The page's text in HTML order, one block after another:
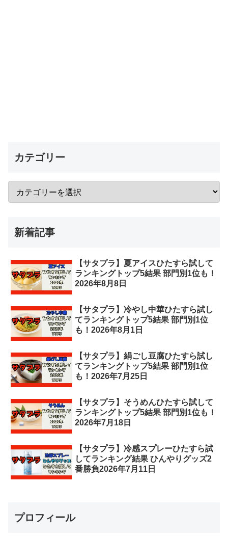
カテゴリー
新着記事
【サタプラ】夏アイスひたすら試して
ランキングトップ5結果 部門別1位も！
2026年8月8日
【サタプラ】冷やし中華ひたすら試し
てランキングトップ5結果 部門別1位
も！2026年8月1日
【サタプラ】絹ごし豆腐ひたすら試し
てランキングトップ5結果 部門別1位
も！2026年7月25日
【サタプラ】そうめんひたすら試して
ランキングトップ5結果 部門別1位も！
2026年7月18日
【サタプラ】冷感スプレーひたすら試
してランキング結果 ひんやりグッズ2
番勝負2026年7月11日
プロフィール